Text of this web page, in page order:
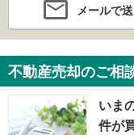
メールで
不動産売却のご相
いま
件が